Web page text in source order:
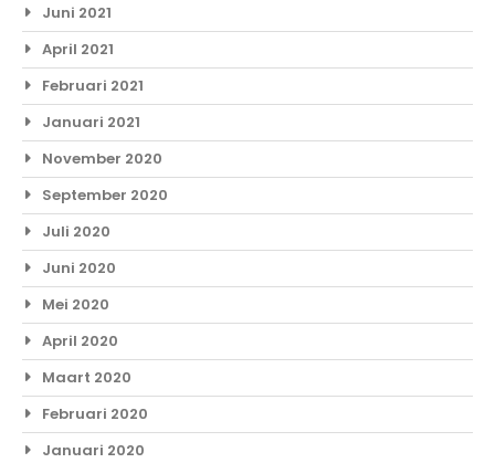
Juni 2021
April 2021
Februari 2021
Januari 2021
November 2020
September 2020
Juli 2020
Juni 2020
Mei 2020
April 2020
Maart 2020
Februari 2020
Januari 2020